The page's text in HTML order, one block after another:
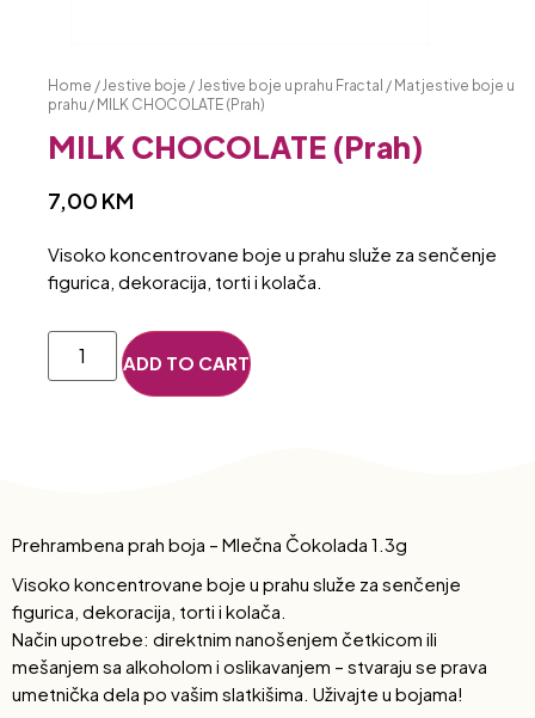
Home / Jestive boje / Jestive boje u prahu Fractal / Mat jestive boje u
prahu / MILK CHOCOLATE (Prah)
MILK CHOCOLATE (Prah)
7,00 KM
Visoko koncentrovane boje u prahu služe za senčenje
figurica, dekoracija, torti i kolača.
ADD TO CART
Prehrambena prah boja – Mlečna Čokolada 1.3g
Visoko koncentrovane boje u prahu služe za senčenje
figurica, dekoracija, torti i kolača.
Način upotrebe: direktnim nanošenjem četkicom ili
mešanjem sa alkoholom i oslikavanjem – stvaraju se prava
umetnička dela po vašim slatkišima. Uživajte u bojama!